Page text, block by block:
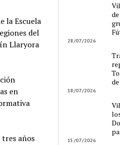
la Escuela
del
Llaryora
en
años
28/07/2026
18/07/2026
15/07/2026